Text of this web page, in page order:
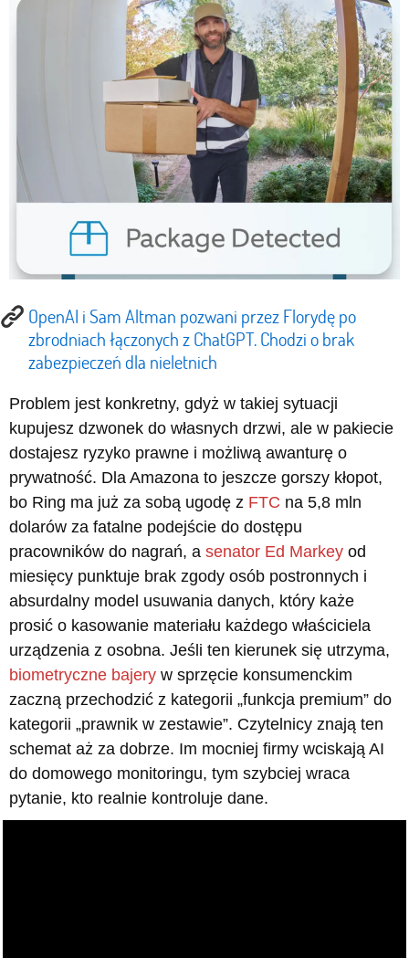
OpenAI i Sam Altman pozwani przez Florydę po
zbrodniach łączonych z ChatGPT. Chodzi o brak
zabezpieczeń dla nieletnich
Problem jest konkretny, gdyż w takiej sytuacji
kupujesz dzwonek do własnych drzwi, ale w pakiecie
dostajesz ryzyko prawne i możliwą awanturę o
prywatność. Dla Amazona to jeszcze gorszy kłopot,
bo Ring ma już za sobą ugodę z FTC na 5,8 mln
dolarów za fatalne podejście do dostępu
pracowników do nagrań, a senator Ed Markey od
miesięcy punktuje brak zgody osób postronnych i
absurdalny model usuwania danych, który każe
prosić o kasowanie materiału każdego właściciela
urządzenia z osobna. Jeśli ten kierunek się utrzyma,
biometryczne bajery w sprzęcie konsumenckim
zaczną przechodzić z kategorii „funkcja premium” do
kategorii „prawnik w zestawie”. Czytelnicy znają ten
schemat aż za dobrze. Im mocniej firmy wciskają AI
do domowego monitoringu, tym szybciej wraca
pytanie, kto realnie kontroluje dane.